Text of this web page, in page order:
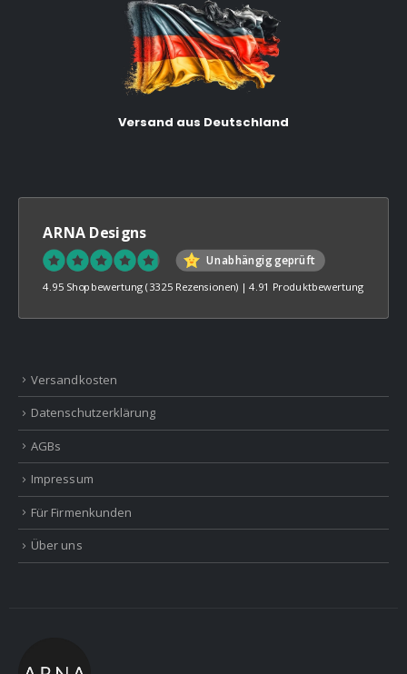
Versand aus Deutschland
ARNA Designs
Unabhängig geprüft
4.95 Shopbewertung (3325 Rezensionen) |4.91 Produktbewertung
Versandkosten
Datenschutzerklärung
AGBs
Impressum
Für Firmenkunden
Über uns